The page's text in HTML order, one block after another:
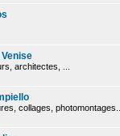
architectes, ...
collages,